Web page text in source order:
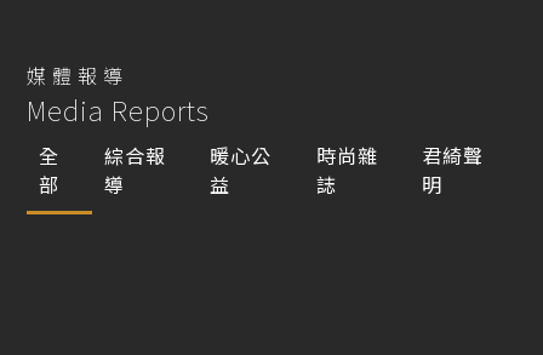
媒體報導
Media Reports
全
部
綜合報
導
暖心公
益
時尚雜
誌
君綺聲
明